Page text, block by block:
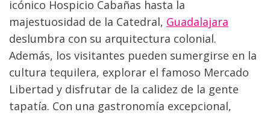
icónico Hospicio Cabañas hasta la
majestuosidad de la Catedral, Guadalajara
deslumbra con su arquitectura colonial.
Además, los visitantes pueden sumergirse en la
cultura tequilera, explorar el famoso Mercado
Libertad y disfrutar de la calidez de la gente
tapatía. Con una gastronomía excepcional,